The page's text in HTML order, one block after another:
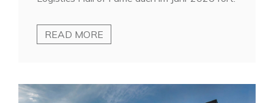
READ MORE